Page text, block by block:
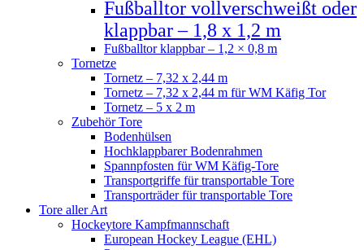
Fußballtor vollverschweißt oder
klappbar – 1,8 x 1,2 m
Fußballtor klappbar – 1,2 × 0,8 m
Tornetze
Tornetz – 7,32 x 2,44 m
Tornetz – 7,32 x 2,44 m für WM Käfig Tor
Tornetz – 5 x 2 m
Zubehör Tore
Bodenhülsen
Hochklappbarer Bodenrahmen
Spannpfosten für WM Käfig-Tore
Transportgriffe für transportable Tore
Transporträder für transportable Tore
Tore aller Art
Hockeytore Kampfmannschaft
European Hockey League (EHL)